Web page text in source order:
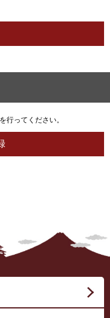
行ってください。